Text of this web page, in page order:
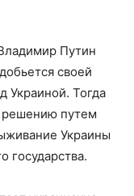
Путин
своей
Украиной. Тогда
решению путем
Украины
государства.